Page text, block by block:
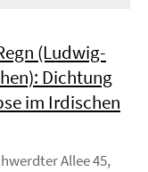
(Ludwig-
Dichtung
im Irdischen
Allee 45,